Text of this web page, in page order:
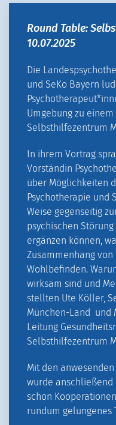
Round Table:
10.07.2025
Die
und SeKo Bayern
Umgebung zu
Selbsthilfezentrum
In ihrem Vortrag
Vorständin
über Möglichkeiten
Psychotherapie
Weise gegenseitig
psychischen
ergänzen können,
Zusammenhang
Wohlbefinden.
wirksam sind und
stellten Ute Köller,
München-Land und
Leitung
Selbsthilfezentrum
Mit den
wurde
schon
rundum gelungenes